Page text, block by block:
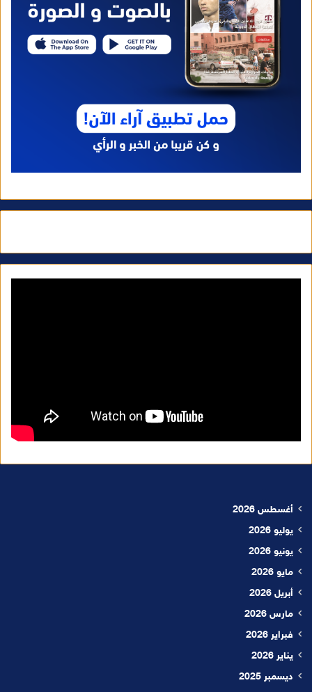
أغسطس 2026
يوليو 2026
يونيو 2026
مايو 2026
أبريل 2026
مارس 2026
فبراير 2026
يناير 2026
ديسمبر 2025